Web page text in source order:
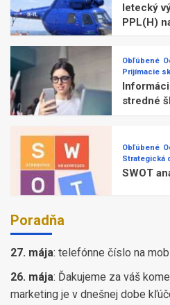
letecký
PPL(H)
Obľúbené
Prijímacie
stredné
Obľúbené
Strategická
SWOT
Poradňa
27. mája: telefónne číslo na
26. mája: Ďakujeme za váš
marketing je v dnešnej dobe